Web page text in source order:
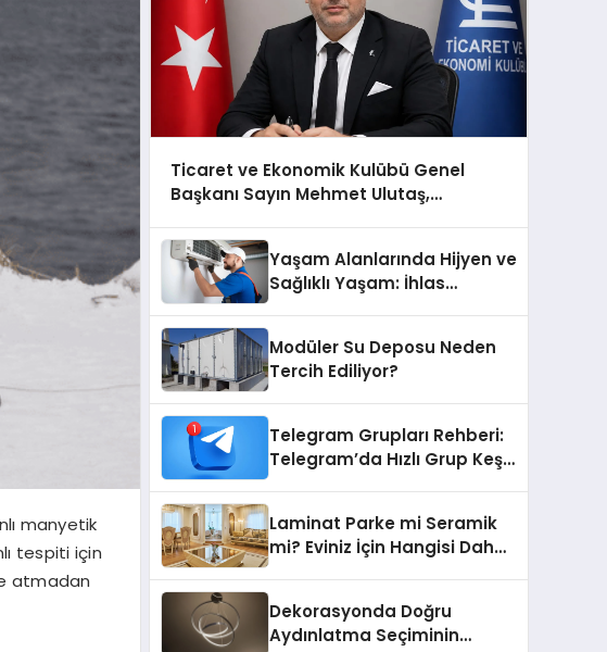
manyetik
tespiti için
atmadan
Ticaret ve Ekonomik Kulübü Genel
Başkanı Sayın Mehmet Ulutaş,
şunları kaydetti:
Yaşam Alanlarında Hijyen ve
Sağlıklı Yaşam: İhlas
Modüler Su Deposu Neden
Tercih Ediliyor?
Telegram Grupları Rehberi:
Telegram’da Hızlı Grup Keşfi
Laminat Parke mi Seramik
mi? Eviniz İçin Hangisi Daha
Dekorasyonda Doğru
Aydınlatma Seçiminin